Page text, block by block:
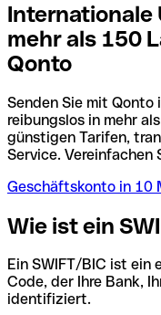
Internationale
mehr als 150
Qonto
Senden Sie mit
reibungslos in mehr
günstigen Tarifen,
Service.
Geschäftskonto in 10
Wie ist ein
Ein SWIFT/BIC ist ein
Code, der Ihre Bank,
identifiziert.